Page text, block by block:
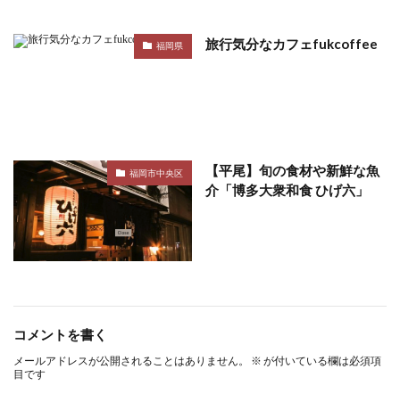
福岡県 旅行気分なカフェfukcoffee
福岡市中央区
【平尾】旬の食材や新鮮な魚
介「博多大衆和食 ひげ六」
コメントを書く
メールアドレスが公開されることはありません。 ※ が付いている欄は必須項
目です